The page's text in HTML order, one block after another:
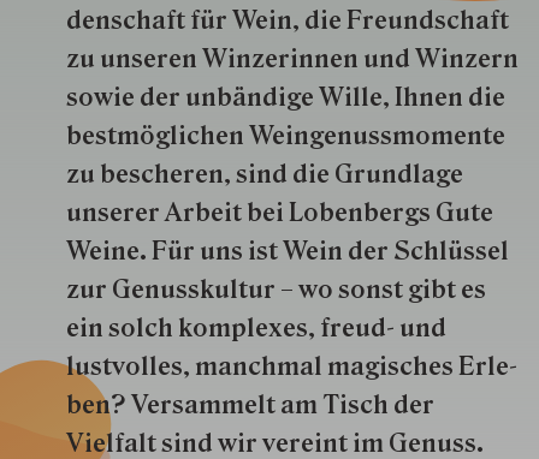
den­schaft für Wein, die Freund­schaft
zu unseren Win­zer­innen und Win­zern
so­wie der un­bän­dige Wille, Ihnen die
best­mög­lich­en Wein­genuss­momente
zu besche­ren, sind die Grund­lage
unserer Arbeit bei Lobenbergs Gute
Weine. Für uns ist Wein der Schlüs­sel
zur Genuss­kultur – wo sonst gibt es
ein solch kom­plexes, freud- und
lustvolles, manchmal ma­gisch­es Er­le­
ben? Versammelt am Tisch der
Vielfalt sind wir ver­eint im Genuss.